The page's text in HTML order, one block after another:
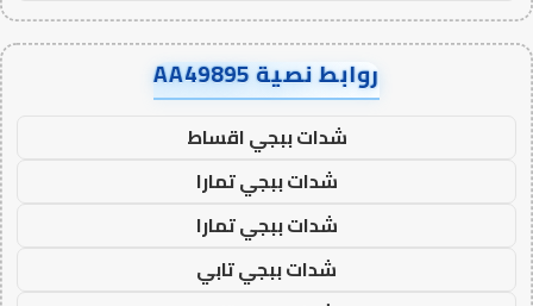
روابط نصية AA49895
شدات ببجي اقساط
شدات ببجي تمارا
شدات ببجي تمارا
شدات ببجي تابي